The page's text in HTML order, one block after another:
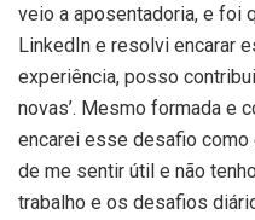
veio a aposentadoria, e foi
LinkedIn e resolvi encarar
experiência, posso
novas’. Mesmo formada e
encarei esse desafio
de me sentir útil e não
trabalho e os desafios